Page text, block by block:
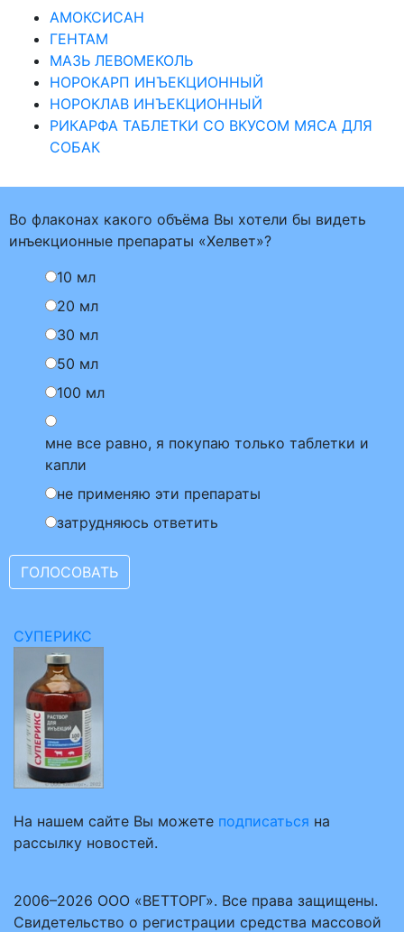
АМОКСИСАН
ГЕНТАМ
МАЗЬ ЛЕВОМЕКОЛЬ
НОРОКАРП ИНЪЕКЦИОННЫЙ
НОРОКЛАВ ИНЪЕКЦИОННЫЙ
РИКАРФА ТАБЛЕТКИ СО ВКУСОМ МЯСА ДЛЯ
СОБАК
Во флаконах какого объёма Вы хотели бы видеть
инъекционные препараты «Хелвет»?
10 мл
20 мл
30 мл
50 мл
100 мл
мне все равно, я покупаю только таблетки и
капли
не применяю эти препараты
затрудняюсь ответить
СУПЕРИКС
На нашем сайте Вы можете подписаться на
рассылку новостей.
2006–2026 ООО «ВЕТТОРГ». Все права защищены.
Свидетельство о регистрации средства массовой